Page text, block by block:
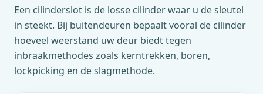
Een cilinderslot is de losse cilinder waar u de sleutel
in steekt. Bij buitendeuren bepaalt vooral de cilinder
hoeveel weerstand uw deur biedt tegen
inbraakmethodes zoals kerntrekken, boren,
lockpicking en de slagmethode.